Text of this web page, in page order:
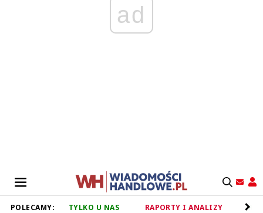
ad
POLECAMY: TYLKO U NAS RAPORTY I ANALIZY